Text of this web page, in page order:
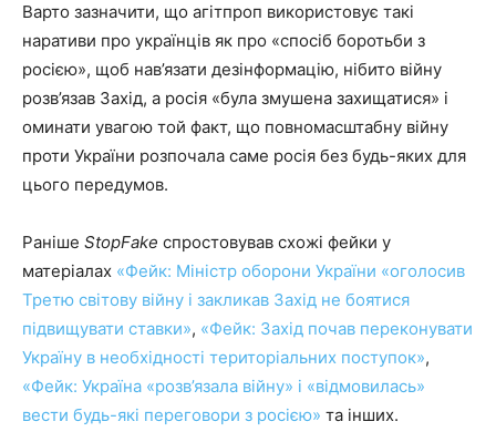
Варто зазначити, що агітпроп використовує такі
наративи про українців як про «спосіб боротьби з
росією», щоб нав’язати дезінформацію, нібито війну
розв’язав Захід, а росія «була змушена захищатися» і
оминати увагою той факт, що повномасштабну війну
проти України розпочала саме росія без будь-яких для
цього передумов.
Раніше StopFake спростовував схожі фейки у
матеріалах «Фейк: Міністр оборони України «оголосив
Третю світову війну і закликав Захід не боятися
підвищувати ставки», «Фейк: Захід почав переконувати
Україну в необхідності територіальних поступок»,
«Фейк: Україна «розв’язала війну» і «відмовилась»
вести будь-які переговори з росією» та інших.